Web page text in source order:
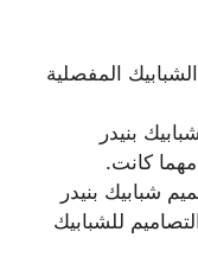
المفصلية
بنيدر
كانت.
شبابيك بنيدر
للشبابيك